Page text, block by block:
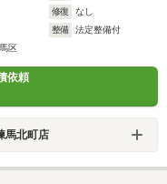
修復
なし
整備
法定整備付
区
依頼
馬北町店